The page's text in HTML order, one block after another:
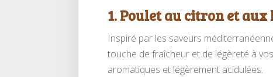
1. Poulet au citron et aux
Inspiré par les saveurs
touche de fraîcheur et de légèreté à
aromatiques et légèrement acidulées.